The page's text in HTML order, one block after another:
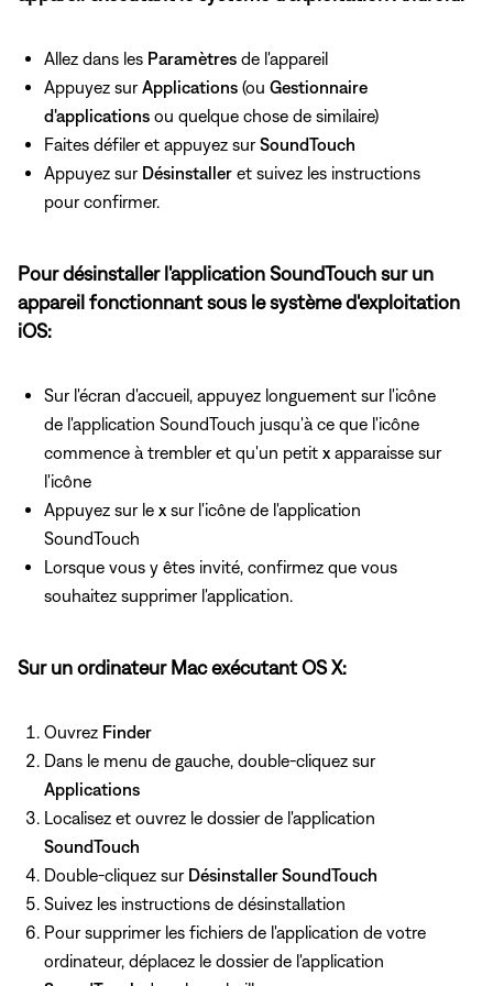
Allez dans les Paramètres de l'appareil
Appuyez sur Applications (ou Gestionnaire
d'applications ou quelque chose de similaire)
Faites défiler et appuyez surSoundTouch
Appuyez sur Désinstaller et suivez les instructions
pour confirmer.
Pour désinstaller l'application SoundTouch sur un
appareil fonctionnant sous le système d'exploitation
iOS:
Sur l'écran d'accueil, appuyez longuement sur l'icône
de l'application SoundTouch jusqu'à ce que l'icône
commence à trembler et qu'un petit x apparaisse sur
l'icône
Appuyez sur le x sur l'icône de l'application
SoundTouch
Lorsque vous y êtes invité, confirmez que vous
souhaitez supprimer l'application.
Sur un ordinateur Mac exécutant OS X:
Ouvrez Finder
Dans le menu de gauche, double-cliquez sur
Applications
Localisez et ouvrez le dossier de l'application
SoundTouch
Double-cliquez sur Désinstaller SoundTouch
Suivez les instructions de désinstallation
Pour supprimer les fichiers de l'application de votre
ordinateur, déplacez le dossier de l'application